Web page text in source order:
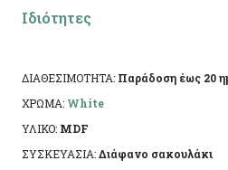
Τεχνική: Decoupage
Ειδικά χαρακτηριστικά:
Το αντικείμενο ενδέχεται να
Ιδιότητες
ΔΙΑΘΕΣΙΜΟΤΗΤΑ: Παράδοση έως 20
ΧΡΩΜΑ: White
ΥΛΙΚΟ: MDF
ΣΥΣΚΕΥΑΣΙΑ:Διάφανο σακουλάκι